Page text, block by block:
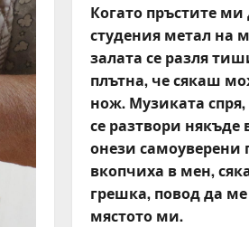
Когато пръстите ми
студения метал на
залата се разля
плътна, че сякаш
нож. Музиката
се разтвори някъде
онези самоуверени
вкопчиха в мен,
грешка, повод да
мястото ми.